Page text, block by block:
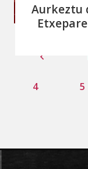
Aurkeztu
4 5